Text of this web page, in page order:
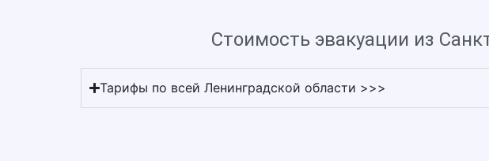
Стоимость эвакуации из
Тарифы по всей Ленинградской области >>>